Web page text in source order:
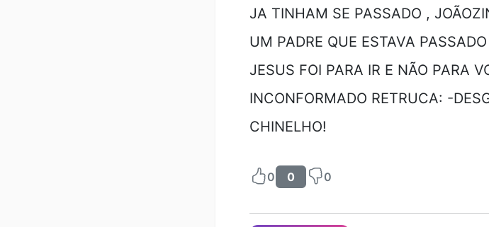
JA TINHAM SE PASSADO ,
UM PADRE QUE ESTAVA
JESUS FOI PARA IR E NÃO PARA
INCONFORMADO RETRUCA: -
CHINELHO!
0 0 0